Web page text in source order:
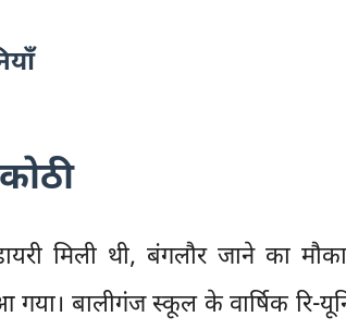
मिली थी, बंगलौर जाने का
गया। बालीगंज स्कूल के वार्षिक रि-